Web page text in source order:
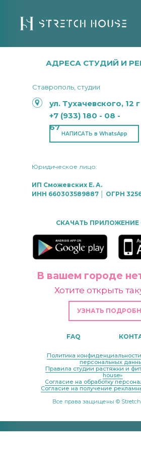
Ставрополь, студии
АДРЕСА СТУДИЙ И
ул. Тухачевского, 12 г
Юридическое лицо:
ИП Сможевских Е. А.
ИНН 660303589887 │ ОГРН
НАПИСАТЬ в WhatsApp
+7 (933) 180 - 08 -
67
Политика
персональных
Правила студии растяжки и
house»
Согласие на обработку
Согласие на получение
Все права защищены © Stretch
СКАЧАТЬ ПРИЛОЖЕНИЕ
УЗНАТЬ
В вашем городе
Хотите открыть
FAQ